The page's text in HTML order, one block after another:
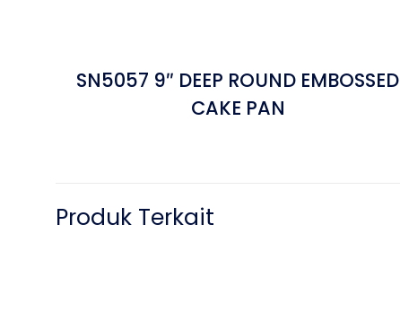
SN5057 9″ DEEP ROUND EMBOSSED
CAKE PAN
Produk Terkait